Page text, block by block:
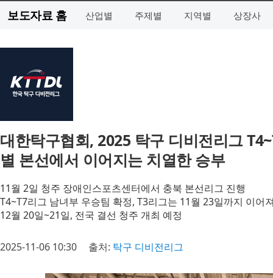
보도자료 홈 산업별 주제별 지역별 상장사
대한탁구협회, 2025 탁구 디비전리그
별 본선에서 이어지는 치열한 승부
11월 2일 청주 장애인스포츠센터에서 충북 본선리그 진행
T4~T7리그 남녀부 우승팀 확정, T3리그는 11월 23일까지 이어
12월 20일~21일, 전국 결선 청주 개최 예정
2025-11-06 10:30 출처: 탁구 디비전리그